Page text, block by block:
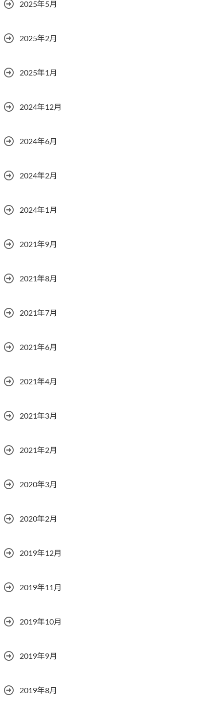
2025年5月
2025年2月
2025年1月
2024年12月
2024年6月
2024年2月
2024年1月
2021年9月
2021年8月
2021年7月
2021年6月
2021年4月
2021年3月
2021年2月
2020年3月
2020年2月
2019年12月
2019年11月
2019年10月
2019年9月
2019年8月